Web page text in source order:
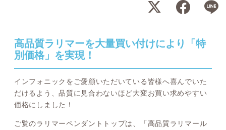
高品質ラリマーを大量買い付けにより「特
別価格」を実現！
インフォニックをご愛顧いただいている皆様へ喜んでいた
だけるよう、品質に見合わないほど大変お買い求めやすい
価格にしました！
ご覧のラリマーペンダントトップは、「高品質ラリマール